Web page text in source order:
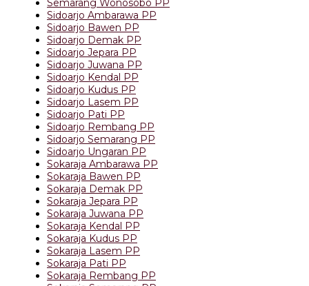
Semarang Wonosobo PP
Sidoarjo Ambarawa PP
Sidoarjo Bawen PP
Sidoarjo Demak PP
Sidoarjo Jepara PP
Sidoarjo Juwana PP
Sidoarjo Kendal PP
Sidoarjo Kudus PP
Sidoarjo Lasem PP
Sidoarjo Pati PP
Sidoarjo Rembang PP
Sidoarjo Semarang PP
Sidoarjo Ungaran PP
Sokaraja Ambarawa PP
Sokaraja Bawen PP
Sokaraja Demak PP
Sokaraja Jepara PP
Sokaraja Juwana PP
Sokaraja Kendal PP
Sokaraja Kudus PP
Sokaraja Lasem PP
Sokaraja Pati PP
Sokaraja Rembang PP